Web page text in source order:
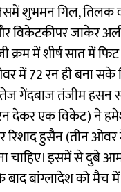
शुभमन गिल, तिलक
विकेटकीपर जाकेर
में शीर्ष सात में
में 72 रन ही बना सके
गेंदबाज तंजीम हसन
देकर एक विकेट) ने
रिशाद हुसैन (तीन
चाहिए। इसमें से दुबे
बाद बांग्लादेश को मैच